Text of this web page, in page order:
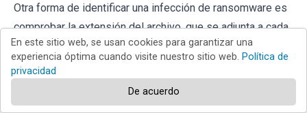
Otra forma de identificar una infección de ransomware es
comprobar la extensión del archivo, que se adjunta a cada
archivo encriptado. Las infecciones de ransomware a
menudo se nombran por las extensiones que agregan
(consulte los archivos encriptados por Qewe ransomware
a continuación).
En este sitio web, se usan cookies para garantizar una
experiencia óptima cuando visite nuestro sitio web. Política de
privacidad
De acuerdo